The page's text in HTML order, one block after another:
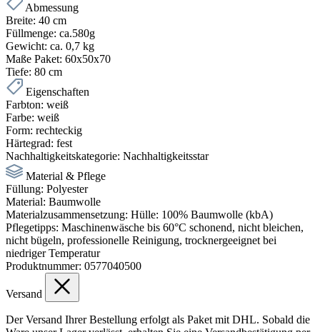
Abmessung
Breite: 40 cm
Füllmenge: ca.580g
Gewicht: ca. 0,7 kg
Maße Paket: 60x50x70
Tiefe: 80 cm
Eigenschaften
Farbton: weiß
Farbe: weiß
Form: rechteckig
Härtegrad: fest
Nachhaltigkeitskategorie: Nachhaltigkeitsstar
Material & Pflege
Füllung: Polyester
Material: Baumwolle
Materialzusammensetzung: Hülle: 100% Baumwolle (kbA)
Pflegetipps: Maschinenwäsche bis 60°C schonend, nicht bleichen,
nicht bügeln, professionelle Reinigung, trocknergeeignet bei
niedriger Temperatur
Produktnummer: 0577040500
Versand
Der Versand Ihrer Bestellung erfolgt als Paket mit DHL. Sobald die